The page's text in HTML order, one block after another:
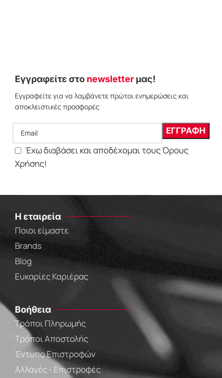
Εγγραφείτε στο newsletter μας!
Εγγραφείτε για να λαμβάνετε πρώτοι ενημερώσεις και
αποκλειστικές προσφορές
Έχω διαβάσει και αποδέχομαι τους Όρους
Χρήσης!
Η εταιρεία
Ποιοι είμαστε
Brands
Blog
Ευκαρίες Καριέρας
Βοήθεια
Τρόποι Πληρωμής
Τρόποι Αποστολής
Έντυπο Επιστροφών
Αλλαγές - Επιστροφές